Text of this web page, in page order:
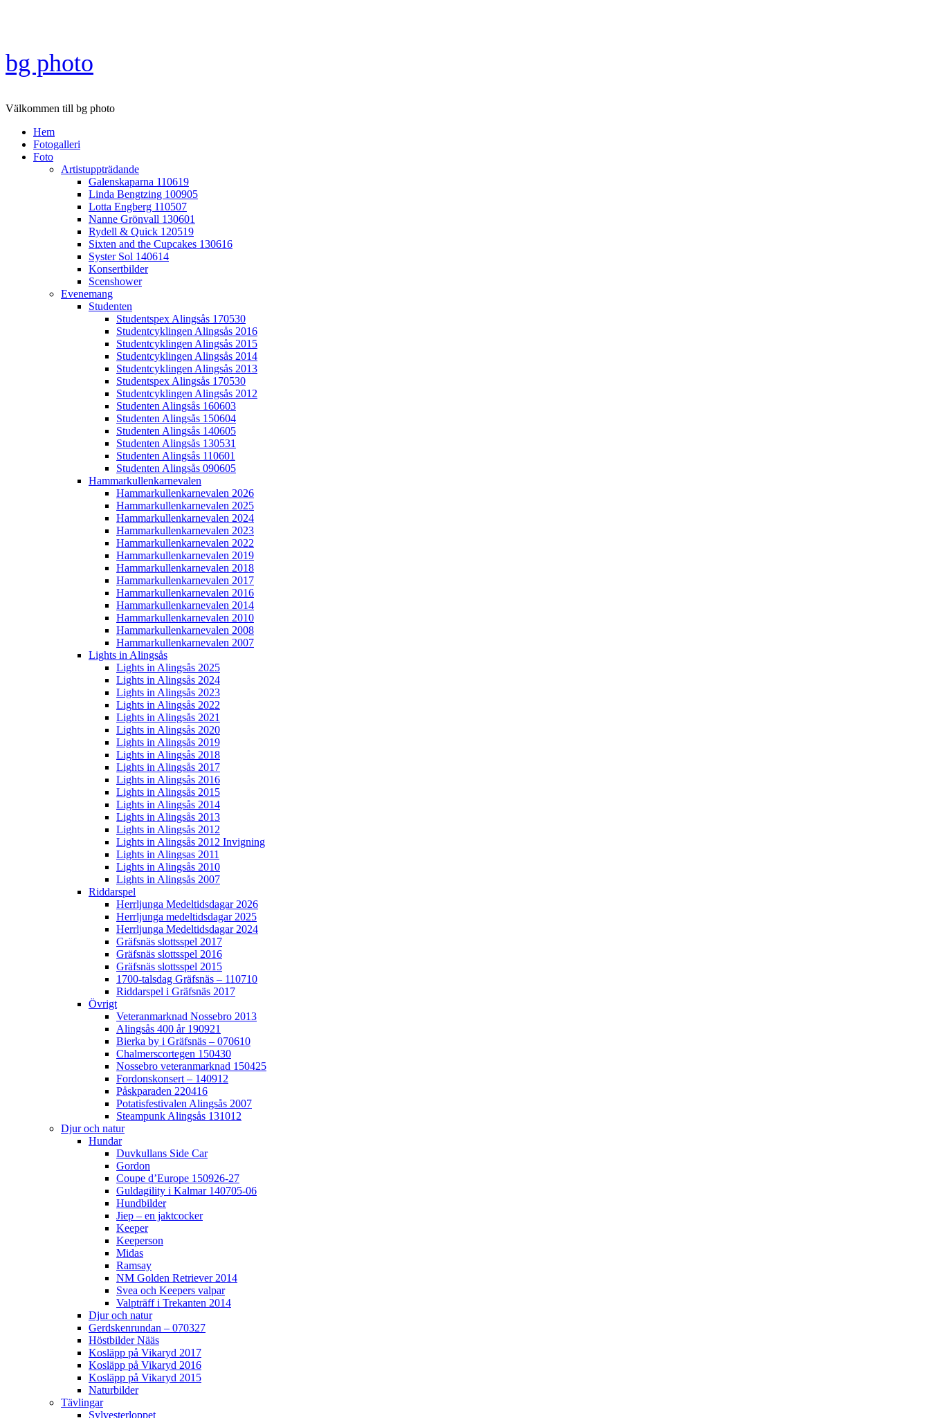
bg photo
Välkommen till bg photo
Hem
Fotogalleri
Foto
Artistuppträdande
Galenskaparna 110619
Linda Bengtzing 100905
Lotta Engberg 110507
Nanne Grönvall 130601
Rydell & Quick 120519
Sixten and the Cupcakes 130616
Syster Sol 140614
Konsertbilder
Scenshower
Evenemang
Studenten
Studentspex Alingsås 170530
Studentcyklingen Alingsås 2016
Studentcyklingen Alingsås 2015
Studentcyklingen Alingsås 2014
Studentcyklingen Alingsås 2013
Studentspex Alingsås 170530
Studentcyklingen Alingsås 2012
Studenten Alingsås 160603
Studenten Alingsås 150604
Studenten Alingsås 140605
Studenten Alingsås 130531
Studenten Alingsås 110601
Studenten Alingsås 090605
Hammarkullenkarnevalen
Hammarkullenkarnevalen 2026
Hammarkullenkarnevalen 2025
Hammarkullenkarnevalen 2024
Hammarkullenkarnevalen 2023
Hammarkullenkarnevalen 2022
Hammarkullenkarnevalen 2019
Hammarkullenkarnevalen 2018
Hammarkullenkarnevalen 2017
Hammarkullenkarnevalen 2016
Hammarkullenkarnevalen 2014
Hammarkullenkarnevalen 2010
Hammarkullenkarnevalen 2008
Hammarkullenkarnevalen 2007
Lights in Alingsås
Lights in Alingsås 2025
Lights in Alingsås 2024
Lights in Alingsås 2023
Lights in Alingsås 2022
Lights in Alingsås 2021
Lights in Alingsås 2020
Lights in Alingsås 2019
Lights in Alingsås 2018
Lights in Alingsås 2017
Lights in Alingsås 2016
Lights in Alingsås 2015
Lights in Alingsås 2014
Lights in Alingsås 2013
Lights in Alingsås 2012
Lights in Alingsås 2012 Invigning
Lights in Alingsas 2011
Lights in Alingsås 2010
Lights in Alingsås 2007
Riddarspel
Herrljunga Medeltidsdagar 2026
Herrljunga medeltidsdagar 2025
Herrljunga Medeltidsdagar 2024
Gräfsnäs slottsspel 2017
Gräfsnäs slottsspel 2016
Gräfsnäs slottsspel 2015
1700-talsdag Gräfsnäs – 110710
Riddarspel i Gräfsnäs 2017
Övrigt
Veteranmarknad Nossebro 2013
Alingsås 400 år 190921
Bierka by i Gräfsnäs – 070610
Chalmerscortegen 150430
Nossebro veteranmarknad 150425
Fordonskonsert – 140912
Påskparaden 220416
Potatisfestivalen Alingsås 2007
Steampunk Alingsås 131012
Djur och natur
Hundar
Duvkullans Side Car
Gordon
Coupe d’Europe 150926-27
Guldagility i Kalmar 140705-06
Hundbilder
Jiep – en jaktcocker
Keeper
Keeperson
Midas
Ramsay
NM Golden Retriever 2014
Svea och Keepers valpar
Valpträff i Trekanten 2014
Djur och natur
Gerdskenrundan – 070327
Höstbilder Nääs
Kosläpp på Vikaryd 2017
Kosläpp på Vikaryd 2016
Kosläpp på Vikaryd 2015
Naturbilder
Tävlingar
Sylvesterloppet